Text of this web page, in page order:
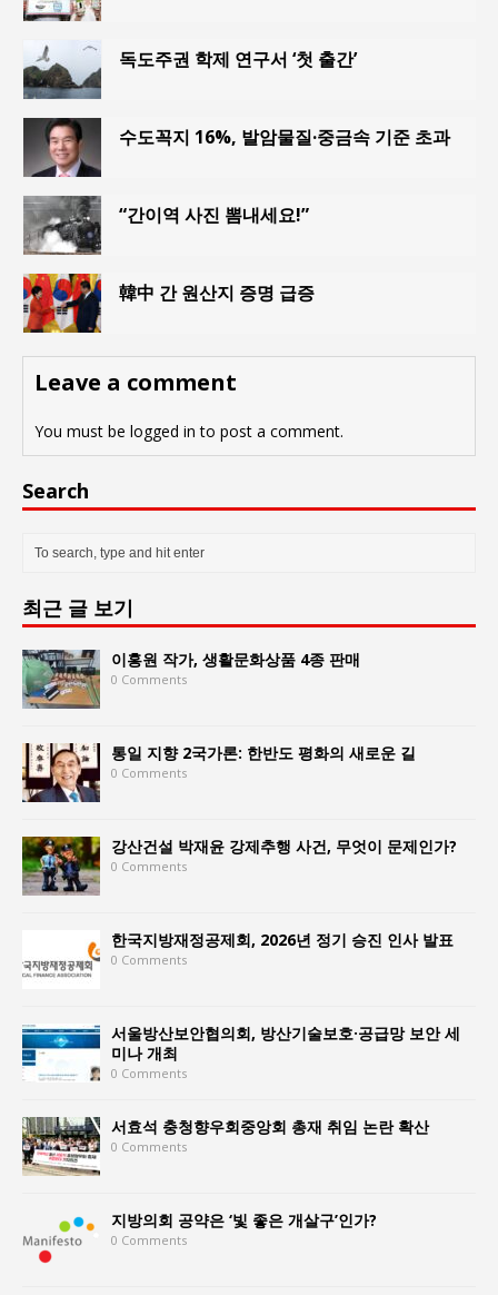
독도주권 학제 연구서 ‘첫 출간’
수도꼭지 16%, 발암물질·중금속 기준 초과
“간이역 사진 뽐내세요!”
韓中 간 원산지 증명 급증
Leave a comment
You must be logged in to post a comment.
Search
최근 글 보기
이홍원 작가, 생활문화상품 4종 판매
0 Comments
통일 지향 2국가론: 한반도 평화의 새로운 길
0 Comments
강산건설 박재윤 강제추행 사건, 무엇이 문제인가?
0 Comments
한국지방재정공제회, 2026년 정기 승진 인사 발표
0 Comments
서울방산보안협의회, 방산기술보호·공급망 보안 세
미나 개최
0 Comments
서효석 충청향우회중앙회 총재 취임 논란 확산
0 Comments
지방의회 공약은 ‘빛 좋은 개살구’인가?
0 Comments